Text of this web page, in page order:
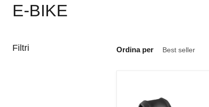
E-BIKE
Filtri Ordina per